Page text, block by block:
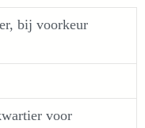
bij voorkeur
voor